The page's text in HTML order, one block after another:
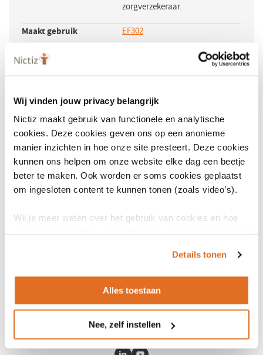
Wij vinden jouw privacy belangrijk
Nictiz maakt gebruik van functionele en analytische
cookies. Deze cookies geven ons op een anonieme
manier inzichten in hoe onze site presteert. Deze cookies
kunnen ons helpen om onze website elke dag een beetje
beter te maken. Ook worden er soms cookies geplaatst
om ingesloten content te kunnen tonen (zoals video’s).
Wil je meer weten over het gebruik van cookies en hoe
Details tonen
Alles toestaan
Nee, zelf instellen
zorgverzekeraar.
Maakt gebruik
standaarden
EF302
een
nieuw
venster)
in
nieuw
venster)
Licentie nodig Nee
Versie 2013
Specificatie EF301 Specificatiedocument(opent
een
en functioneel beheerd door